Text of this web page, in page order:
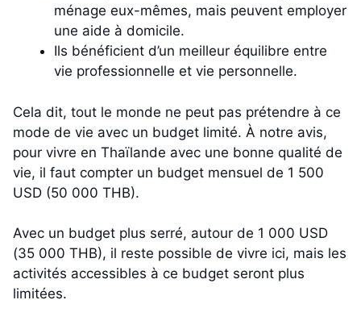
ménage eux-mêmes, mais peuvent employer
une aide à domicile.
Ils bénéficient d’un meilleur équilibre entre
vie professionnelle et vie personnelle.
Cela dit, tout le monde ne peut pas prétendre à ce
mode de vie avec un budget limité. À notre avis,
pour vivre en Thaïlande avec une bonne qualité de
vie, il faut compter un budget mensuel de 1 500
USD (50 000 THB).
Avec un budget plus serré, autour de 1 000 USD
(35 000 THB), il reste possible de vivre ici, mais les
activités accessibles à ce budget seront plus
limitées.